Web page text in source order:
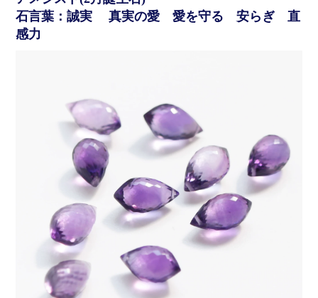
石言葉：誠実 真実の愛 愛を守る 安らぎ 直
感力